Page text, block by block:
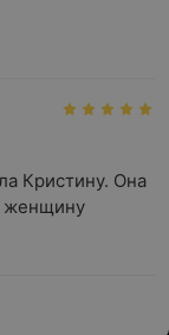
Кристину. Она
женщину